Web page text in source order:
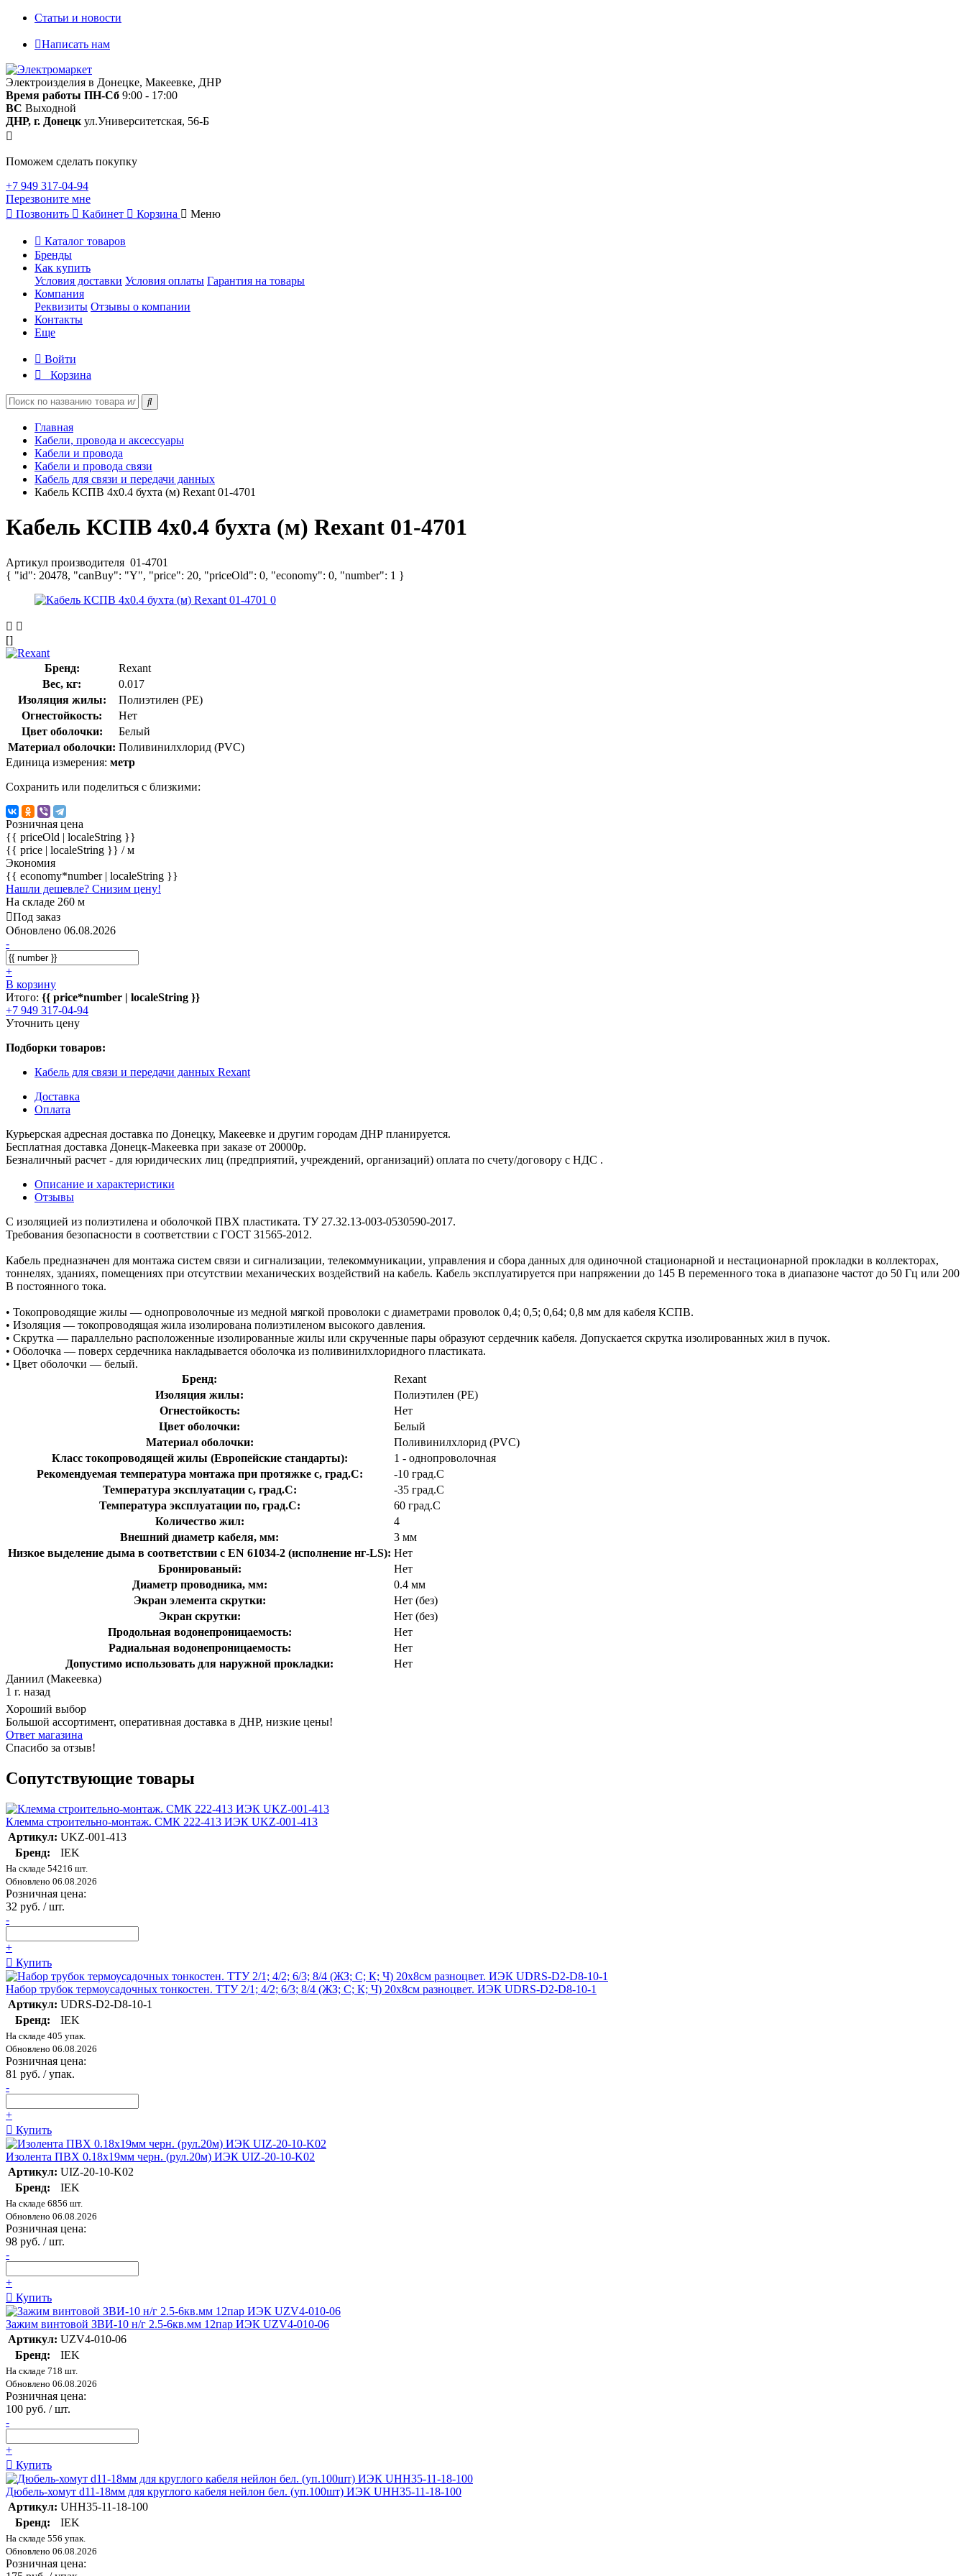
Статьи и новости
Написать нам
Электроизделия в Донецке, Макеевке, ДНР
Время работы ПН-Сб 9:00 - 17:00
ВС Выходной
ДНР, г. Донецк ул.Университетская, 56-Б
Поможем сделать покупку
+7 949 317-04-94
Перезвоните мне
Позвонить
Кабинет Корзина Меню
Каталог товаров
Бренды
Как купить
Условия доставки Условия оплаты Гарантия на товары
Компания
Реквизиты Отзывы о компании
Контакты
Еще
Войти
Корзина
Главная
Кабели, провода и аксессуары
Кабели и провода
Кабели и провода связи
Кабель для связи и передачи данных
Кабель КСПВ 4х0.4 бухта (м) Rexant 01-4701
Кабель КСПВ 4х0.4 бухта (м) Rexant 01-4701
Артикул производителя 01-4701
{ "id": 20478, "canBuy": "Y", "price": 20, "priceOld": 0, "economy": 0, "number": 1 }
[]
Бренд:
Rexant
Вес, кг:
0.017
Изоляция жилы:
Полиэтилен (PE)
Огнестойкость:
Нет
Цвет оболочки:
Белый
Материал оболочки: Поливинилхлорид (PVC)
Единица измерения: метр
Сохранить или поделиться с близкими:
Розничная цена
{{ priceOld | localeString }}
{{ price | localeString }} / м
Экономия
{{ economy*number | localeString }}
Нашли дешевле? Снизим цену!
На складе 260 м
Под заказ
Обновлено 06.08.2026
-
+
В корзину
Итого: {{ price*number | localeString }}
+7 949 317-04-94
Уточнить цену
Подборки товаров:
Кабель для связи и передачи данных Rexant
Доставка
Оплата
Курьерская адресная доставка по Донецку, Макеевке и другим городам ДНР планируется.
Бесплатная доставка Донецк-Макеевка при заказе от 20000р.
Безналичный расчет - для юридических лиц (предприятий, учреждений, организаций) оплата по счету/договору с НДС .
Описание и характеристики
Отзывы
С изоляцией из полиэтилена и оболочкой ПВХ пластиката. ТУ 27.32.13-003-0530590-2017.
Требования безопасности в соответствии с ГОСТ 31565-2012.
Кабель предназначен для монтажа систем связи и сигнализации, телекоммуникации, управления и сбора данных для одиночной стационарной и нестационарной прокладки в коллекторах,
тоннелях, зданиях, помещениях при отсутствии механических воздействий на кабель. Кабель эксплуатируется при напряжении до 145 В переменного тока в диапазоне частот до 50 Гц или 200
В постоянного тока.
• Токопроводящие жилы — однопроволочные из медной мягкой проволоки с диаметрами проволок 0,4; 0,5; 0,64; 0,8 мм для кабеля КСПВ.
• Изоляция — токопроводящая жила изолирована полиэтиленом высокого давления.
• Скрутка — параллельно расположенные изолированные жилы или скрученные пары образуют сердечник кабеля. Допускается скрутка изолированных жил в пучок.
• Оболочка — поверх сердечника накладывается оболочка из поливинилхлоридного пластиката.
• Цвет оболочки — белый.
Бренд:
Rexant
Изоляция жилы:
Полиэтилен (PE)
Огнестойкость:
Нет
Цвет оболочки:
Белый
Материал оболочки:
Поливинилхлорид (PVC)
Класс токопроводящей жилы (Европейские стандарты):
1 - однопроволочная
Рекомендуемая температура монтажа при протяжке с, град.C:
-10 град.C
Температура эксплуатации с, град.C:
-35 град.C
Температура эксплуатации по, град.C:
60 град.C
Количество жил:
4
Внешний диаметр кабеля, мм:
3 мм
Низкое выделение дыма в соответствии с EN 61034-2 (исполнение нг-LS): Нет
Бронированый:
Нет
Диаметр проводника, мм:
0.4 мм
Экран элемента скрутки:
Нет (без)
Экран скрутки:
Нет (без)
Продольная водонепроницаемость:
Нет
Радиальная водонепроницаемость:
Нет
Допустимо использовать для наружной прокладки:
Нет
Даниил (Макеевка)
1 г. назад
Хороший выбор
Большой ассортимент, оперативная доставка в ДНР, низкие цены!
Ответ магазина
Спасибо за отзыв!
Сопутствующие товары
Клемма строительно-монтаж. СМК 222-413 ИЭК UKZ-001-413
Артикул: UKZ-001-413
Бренд:
IEK
На складе 54216 шт.
Обновлено 06.08.2026
Розничная цена:
32 руб. / шт.
-
+
Купить
Набор трубок термоусадочных тонкостен. ТТУ 2/1; 4/2; 6/3; 8/4 (ЖЗ; С; К; Ч) 20х8см разноцвет. ИЭК UDRS-D2-D8-10-1
Артикул: UDRS-D2-D8-10-1
Бренд:
IEK
На складе 405 упак.
Обновлено 06.08.2026
Розничная цена:
81 руб. / упак.
-
+
Купить
Изолента ПВХ 0.18х19мм черн. (рул.20м) ИЭК UIZ-20-10-K02
Артикул: UIZ-20-10-K02
Бренд:
IEK
На складе 6856 шт.
Обновлено 06.08.2026
Розничная цена:
98 руб. / шт.
-
+
Купить
Зажим винтовой ЗВИ-10 н/г 2.5-6кв.мм 12пар ИЭК UZV4-010-06
Артикул: UZV4-010-06
Бренд:
IEK
На складе 718 шт.
Обновлено 06.08.2026
Розничная цена:
100 руб. / шт.
-
+
Купить
Дюбель-хомут d11-18мм для круглого кабеля нейлон бел. (уп.100шт) ИЭК UHH35-11-18-100
Артикул: UHH35-11-18-100
Бренд:
IEK
На складе 556 упак.
Обновлено 06.08.2026
Розничная цена: